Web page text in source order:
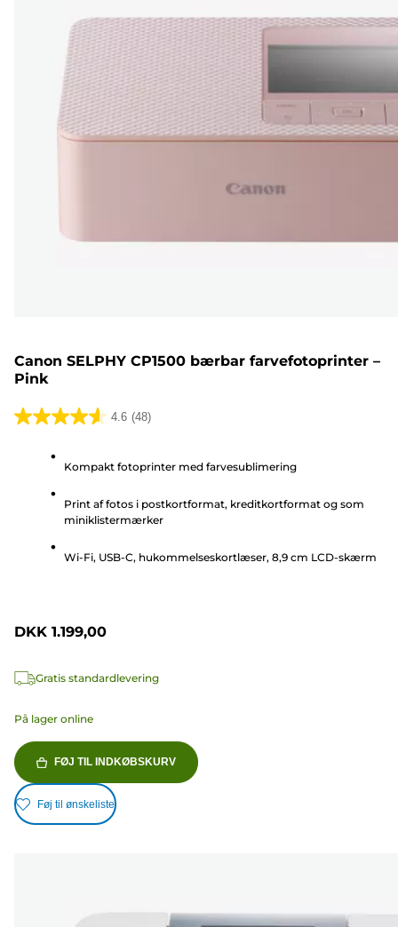
Canon SELPHY CP1500 bærbar farvefotoprinter –
Pink
4.6 (48)
4.6
stjerner.
anmeldelser
Kompakt fotoprinter med farvesublimering
Print af fotos i postkortformat, kreditkortformat og som
miniklistermærker
Wi-Fi, USB-C, hukommelseskortlæser, 8,9 cm LCD-skærm
DKK 1.199,00
Gratis standardlevering
På lager online
FØJ TIL INDKØBSKURV
Føj til ønskeliste